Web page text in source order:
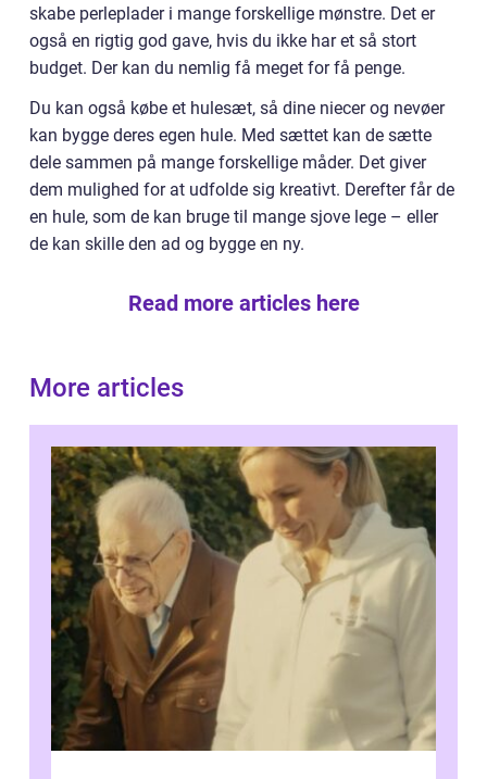
skabe perleplader i mange forskellige mønstre. Det er
også en rigtig god gave, hvis du ikke har et så stort
budget. Der kan du nemlig få meget for få penge.
Du kan også købe et hulesæt, så dine niecer og nevøer
kan bygge deres egen hule. Med sættet kan de sætte
dele sammen på mange forskellige måder. Det giver
dem mulighed for at udfolde sig kreativt. Derefter får de
en hule, som de kan bruge til mange sjove lege – eller
de kan skille den ad og bygge en ny.
Read more articles here
More articles